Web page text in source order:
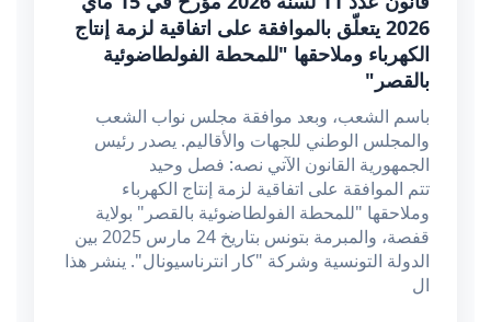
2026 يتعلّق بالموافقة على اتفاقية لزمة إنتاج
الكهرباء وملاحقها "للمحطة الفولطاضوئية
بالقصر"
باسم الشعب، وبعد موافقة مجلس نواب الشعب
والمجلس الوطني للجهات والأقاليم. يصدر رئيس
الجمهورية القانون الآتي نصه: فصل وحيد
تتم الموافقة على اتفاقية لزمة إنتاج الكهرباء
وملاحقها "للمحطة الفولطاضوئية بالقصر" بولاية
قفصة، والمبرمة بتونس بتاريخ 24 مارس 2025 بين
الدولة التونسية وشركة "كار انترناسيونال". ينشر هذا
ال